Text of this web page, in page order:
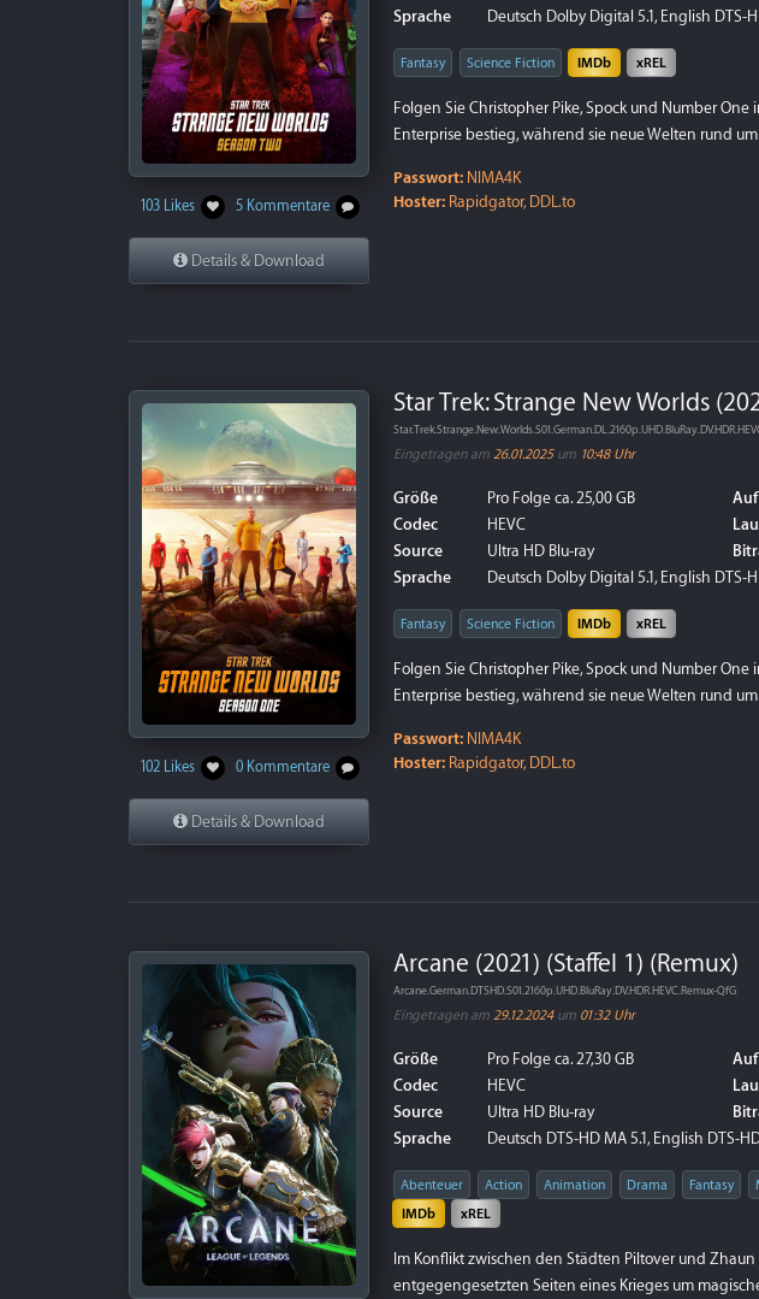
103 Likes 5 Kommentare
Details & Download
Sprache
Deutsch Dolby Digital 5.1, English DTS-
Fantasy Science Fiction IMDb xREL
Folgen Sie Christopher Pike, Spock und Number
Enterprise bestieg, während sie neue Welten rund
Passwort: NIMA4K
Hoster: Rapidgator, DDL.to
102 Likes 0 Kommentare
Details & Download
Star Trek: Strange New Worlds
Eingetragen am 26.01.2025um 10:48 Uhr
Größe
Pro Folge ca. 25,00 GB
Codec
HEVC
Source
Ultra HD Blu-ray
Sprache
Deutsch Dolby Digital 5.1, English DTS-
Fantasy Science Fiction IMDb xREL
Folgen Sie Christopher Pike, Spock und Number
Enterprise bestieg, während sie neue Welten rund
Passwort: NIMA4K
Hoster: Rapidgator, DDL.to
Arcane (2021) (Staffel 1) (Remux)
Arcane.German.DTSHD.S01.2160p.UHD.BluRay.DV.HDR.HEVC.Remux-QfG
Eingetragen am 29.12.2024um 01:32 Uhr
Größe
Pro Folge ca. 27,30 GB
Codec
HEVC
Source
Ultra HD Blu-ray
Sprache
Deutsch DTS-HD MA 5.1, English DTS-
Abenteuer Action Animation Drama Fantasy
IMDb
xREL
Im Konflikt zwischen den Städten Piltover und
entgegengesetzten Seiten eines Krieges um